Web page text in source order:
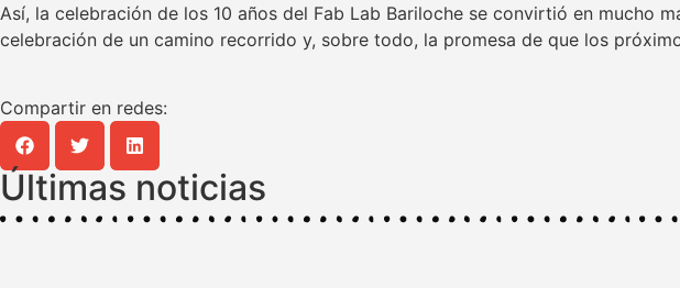
Así, la celebración de los 10 años del Fab Lab Bariloche se convirtió en mucho
celebración de un camino recorrido y, sobre todo, la promesa de que los
Compartir en redes:
Últimas noticias